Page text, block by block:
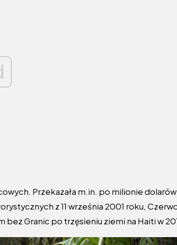
Przekazała m.in. po milionie dolarów
z 11 września 2001 roku,
bez Granic po trzęsieniu ziemi na Haiti w